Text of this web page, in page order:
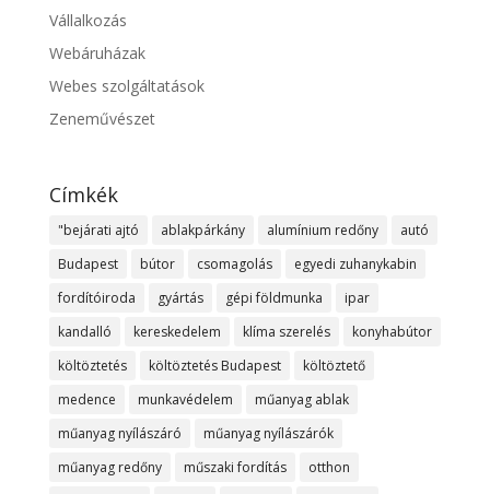
Vállalkozás
Webáruházak
Webes szolgáltatások
Zeneművészet
Címkék
"bejárati ajtó ablakpárkány alumínium redőny
autó
Budapest
bútor csomagolás
egyedi zuhanykabin
fordítóiroda
gyártás gépi földmunka
ipar
kandalló
kereskedelem klíma szerelés
konyhabútor
költöztetés
költöztetés Budapest
költöztető
medence
munkavédelem
műanyag ablak
műanyag nyílászáró
műanyag nyílászárók
műanyag redőny
műszaki fordítás
otthon